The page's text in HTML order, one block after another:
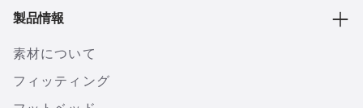
製品情報
素材について
フィッティング